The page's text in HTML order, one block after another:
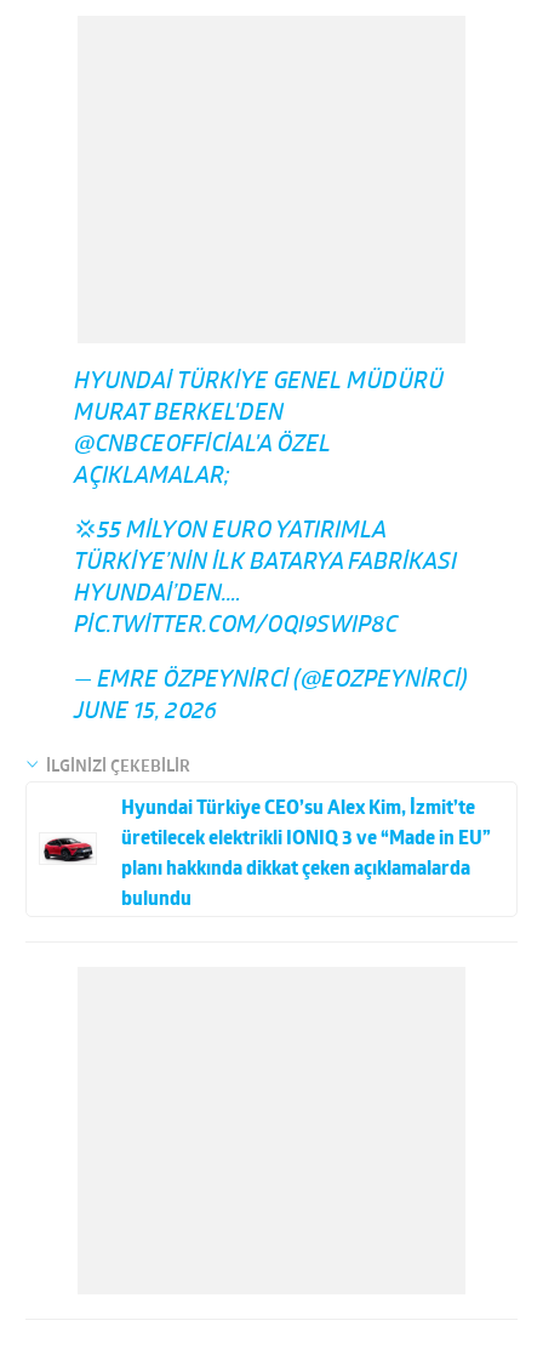
HYUNDAI TÜRKIYE GENEL MÜDÜRÜ
MURAT BERKEL'DEN
@CNBCEOFFICIAL'A ÖZEL
AÇIKLAMALAR;
💢55 MILYON EURO YATIRIMLA
TÜRKIYE’NIN İLK BATARYA FABRIKASI
HYUNDAI’DEN.…
PIC.TWITTER.COM/OQI9SWIP8C
— EMRE ÖZPEYNIRCI (@EOZPEYNIRCI)
JUNE 15, 2026
İLGİNİZİ ÇEKEBİLİR
Hyundai Türkiye CEO’su Alex Kim, İzmit’te
üretilecek elektrikli IONIQ 3 ve “Made in EU”
planı hakkında dikkat çeken açıklamalarda
bulundu